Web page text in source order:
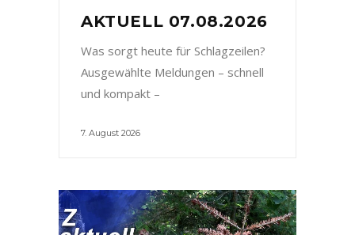
AKTUELL 07.08.2026
Was sorgt heute für Schlagzeilen?
Ausgewählte Meldungen – schnell
und kompakt –
7. August 2026